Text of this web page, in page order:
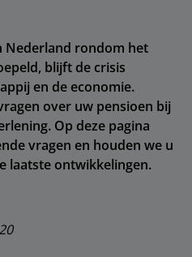
Nederland rondom het
blijft de crisis
en de economie.
over uw pensioen bij
Op deze pagina
vragen en houden we u
laatste ontwikkelingen.